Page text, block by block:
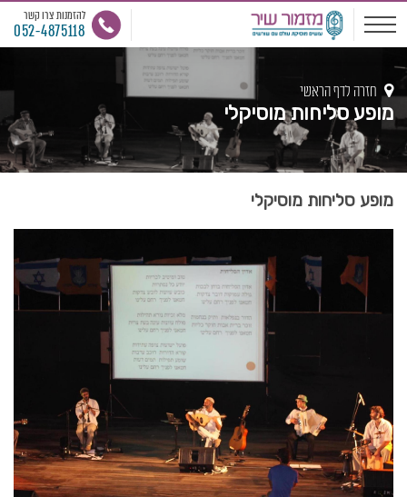
להזמנות צרו קשר
052-4875118
חזרה לדף הראשי
מופע סליחות מוסיקלי
מופע סליחות מוסיקלי